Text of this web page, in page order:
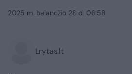
2025 m. balandžio 28 d. 06:58
Lrytas.lt